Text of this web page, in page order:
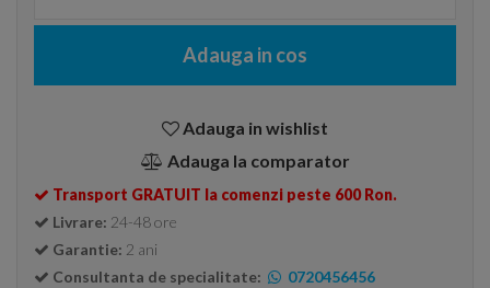
Adauga in cos
Adauga in wishlist
Adauga la comparator
Transport GRATUIT la comenzi peste 600 Ron.
Livrare: 24-48 ore
Garantie: 2 ani
Consultanta de specialitate:
0720456456